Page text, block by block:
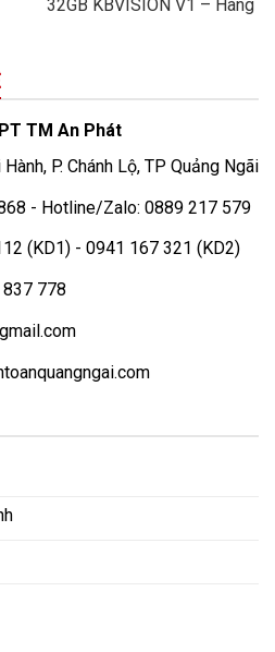
32GB KBVISION V1 – Hàng
TM An Phát
P. Chánh Lộ, TP Quảng Ngãi
- Hotline/Zalo: 0889 217 579
(KD1) - 0941 167 321 (KD2)
837 778